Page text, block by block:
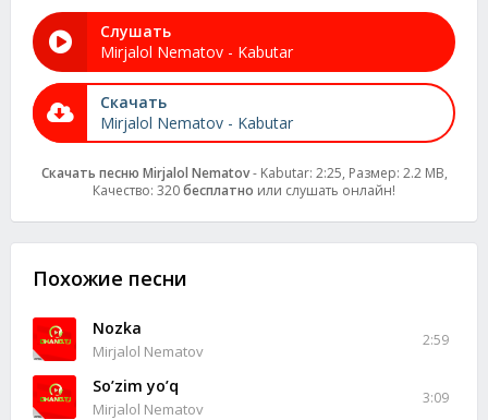
Слушать
Mirjalol Nematov - Kabutar
Скачать
Mirjalol Nematov - Kabutar
Скачать песню Mirjalol Nematov- Kabutar: 2:25, Размер: 2.2 MB,
Качество: 320бесплатно или слушать онлайн!
Похожие песни
Nozka
Mirjalol Nematov
2:59
So’zim yo’q
Mirjalol Nematov
3:09